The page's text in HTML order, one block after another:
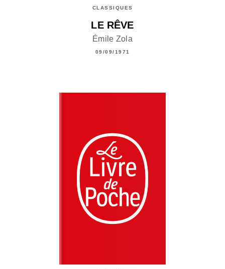
CLASSIQUES
LE RÊVE
Émile Zola
09/09/1971